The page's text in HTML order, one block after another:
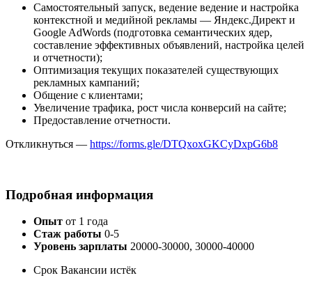
Самостоятельный запуск, ведение ведение и настройка
контекстной и медийной рекламы — Яндекс.Директ и
Google AdWords (подготовка семантических ядер,
составление эффективных объявлений, настройка целей
и отчетности);
Оптимизация текущих показателей существующих
рекламных кампаний;
Общение с клиентами;
Увеличение трафика, рост числа конверсий на сайте;
Предоставление отчетности.
Откликнуться — https://forms.gle/DTQxoxGKCyDxpG6b8
Подробная информация
Опыт от 1 года
Стаж работы 0-5
Уровень зарплаты 20000-30000, 30000-40000
Срок Вакансии истёк